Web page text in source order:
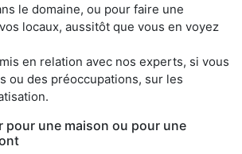
le domaine, ou pour faire une
locaux, aussitôt que vous en voyez
en relation avec nos experts, si vous
ou des préoccupations, sur les
pour une maison ou pour une